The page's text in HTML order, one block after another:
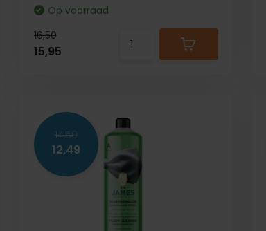
Op voorraad
16,50
15,95
14,50
12,49